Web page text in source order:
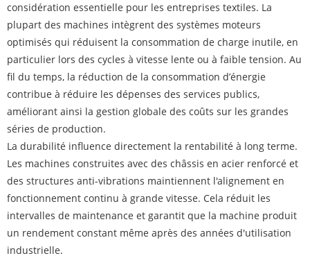
considération essentielle pour les entreprises textiles. La
plupart des machines intègrent des systèmes moteurs
optimisés qui réduisent la consommation de charge inutile, en
particulier lors des cycles à vitesse lente ou à faible tension. Au
fil du temps, la réduction de la consommation d’énergie
contribue à réduire les dépenses des services publics,
améliorant ainsi la gestion globale des coûts sur les grandes
séries de production.
La durabilité influence directement la rentabilité à long terme.
Les machines construites avec des châssis en acier renforcé et
des structures anti-vibrations maintiennent l'alignement en
fonctionnement continu à grande vitesse. Cela réduit les
intervalles de maintenance et garantit que la machine produit
un rendement constant même après des années d'utilisation
industrielle.